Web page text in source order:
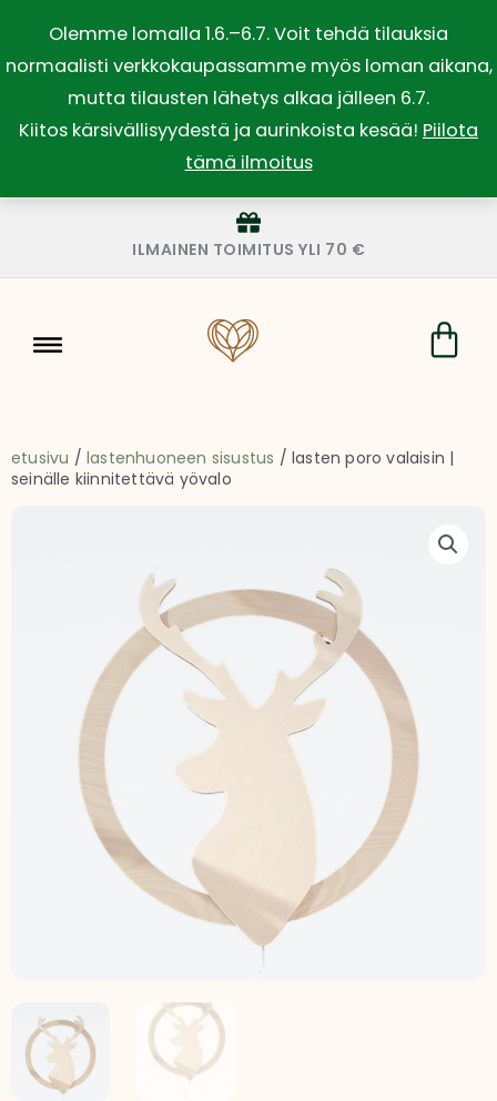
Olemme lomalla 1.6.–6.7. Voit tehdä tilauksia
normaalisti verkkokaupassamme myös loman aikana,
mutta tilausten lähetys alkaa jälleen 6.7.
Kiitos kärsivällisyydestä ja aurinkoista kesää! Piilota
tämä ilmoitus
sisältöön
ILMAINEN TOIMITUS YLI 70 €
etusivu /lastenhuoneen sisustus / lasten poro valaisin |
seinälle kiinnitettävä yövalo